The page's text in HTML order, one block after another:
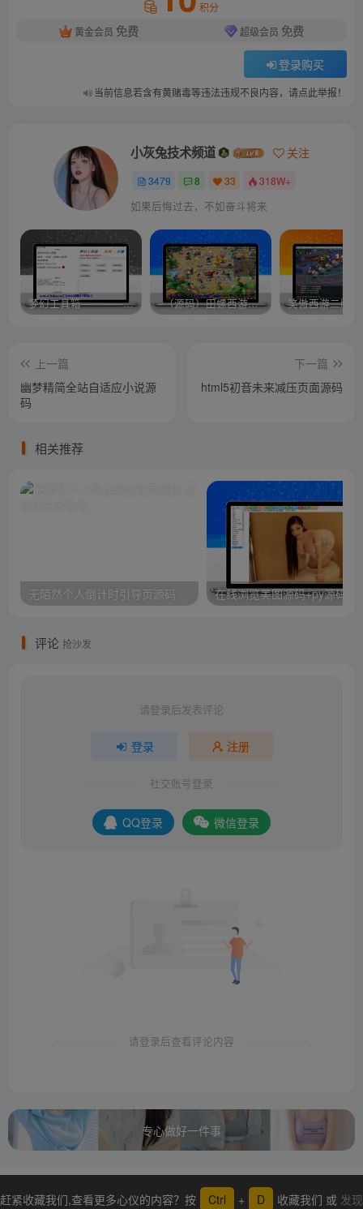
积分
黄金会员 免费 超级会员 免费
登录购买
当前信息若含有黄赌毒等违法违规不良内容，请点此举报！
小灰兔技术频道 关注
3479 8 33 318W+
如果后悔过去，不如奋斗将来
梦幻工具箱————-免费 –（源码）田螺西游9.0 假人摆摊18门派飞升渡劫化圣助战最新BB谛听…. 笑傲西游二版-
上一篇
幽梦精简全站自适应小说源
码
下一篇
html5初音未来减压页面源码
相关推荐
无陌然个人倒计时引导页源码 在线浏览美图源码+py源码
评论 抢沙发
请登录后发表评论
登录 注册
社交账号登录
QQ登录 微信登录
请登录后查看评论内容
专心做好一件事
赶紧收藏我们,查看更多心仪的内容？按 Ctrl + D 收藏我们 或 发现